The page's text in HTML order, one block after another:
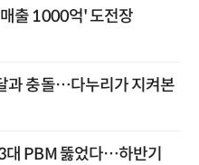
출 1000억' 도전장
과 충돌…다누리가 지켜본
대 PBM 뚫었다…하반기